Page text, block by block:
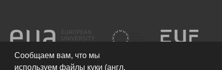
Сообщаем вам, что мы
используем файлы куки (англ.